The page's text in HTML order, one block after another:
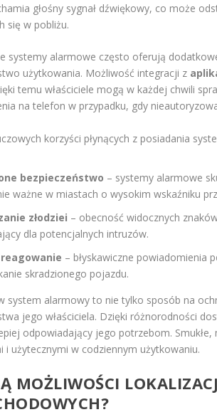
głośny sygnał dźwiękowy, co może
się w pobliżu.
systemy alarmowe często oferują
użytkowania. Możliwość integracji z
temu właściciele mogą w każdej chwili
na telefon w przypadku, gdy
korzyści płynących z posiadania
bezpieczeństwo – systemy alarmowe
ważne w miastach o wysokim wskaźniku
złodziei – obecność widocznych
dla potencjalnych intruzów.
– błyskawiczne powiadomienia
skradzionego pojazdu.
system alarmowy to nie tylko sposób na
jego właściciela. Dzięki różnorodności
odpowiadający jego potrzebom.
i użytecznymi w codziennym użytkowaniu.
MOŻLIWOŚCI